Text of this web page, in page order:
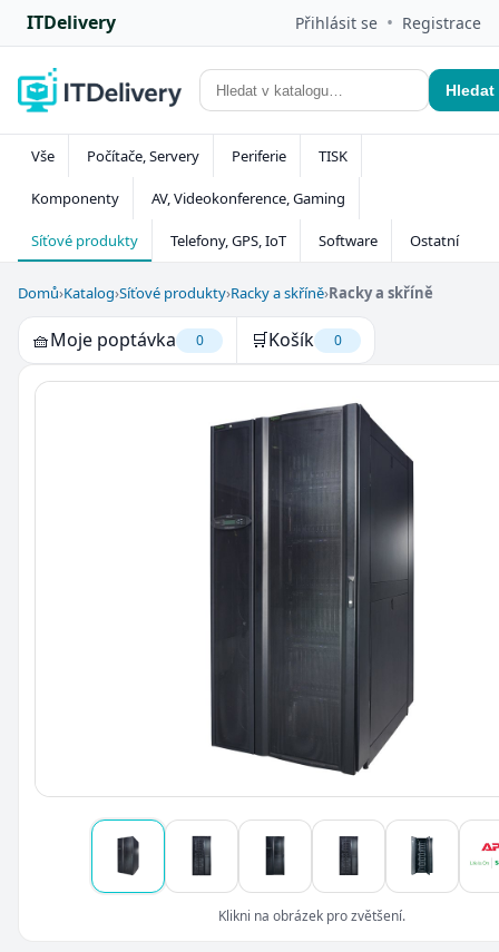
ITDelivery Přihlásit se • Registrace
Hledat
Vše Počítače, Servery Periferie TISK
Komponenty AV, Videokonference, Gaming
Síťové produkty Telefony, GPS, IoT Software Ostatní
Domů›Katalog›Síťové produkty›Racky a skříně›Racky a skříně
🧺Moje poptávka 0 🛒Košík 0
Klikni na obrázek pro zvětšení.